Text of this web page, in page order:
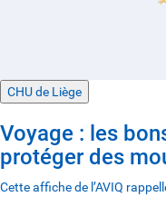
CHU de Liège
Voyage : les
protéger des
Cette affiche de l’AVIQ